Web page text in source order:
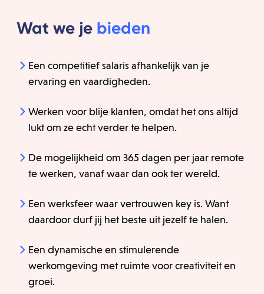
Wat we je bieden
Een competitief salaris afhankelijk van je
ervaring en vaardigheden.
Werken voor blije klanten, omdat het ons altijd
lukt om ze echt verder te helpen.
De mogelijkheid om 365 dagen per jaar remote
te werken, vanaf waar dan ook ter wereld.
Een werksfeer waar vertrouwen key is. Want
daardoor durf jij het beste uit jezelf te halen.
Een dynamische en stimulerende
werkomgeving met ruimte voor creativiteit en
groei.